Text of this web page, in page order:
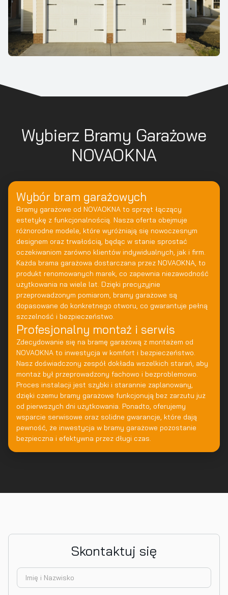
Wybierz Bramy Garażowe
NOVAOKNA
Wybór bram garażowych
Bramy garażowe od NOVAOKNA to sprzęt łączący
estetykę z funkcjonalnością. Nasza oferta obejmuje
różnorodne modele, które wyróżniają się nowoczesnym
designem oraz trwałością, będąc w stanie sprostać
oczekiwaniom zarówno klientów indywidualnych, jak i firm.
Każda brama garażowa dostarczana przez NOVAOKNA, to
produkt renomowanych marek, co zapewnia niezawodność
użytkowania na wiele lat. Dzięki precyzyjnie
przeprowadzonym pomiarom, bramy garażowe są
dopasowane do konkretnego otworu, co gwarantuje pełną
szczelność i bezpieczeństwo.
Profesjonalny montaż i serwis
Zdecydowanie się na bramę garażową z montażem od
NOVAOKNA to inwestycja w komfort i bezpieczeństwo.
Nasz doświadczony zespół dokłada wszelkich starań, aby
montaż był przeprowadzony fachowo i bezproblemowo.
Proces instalacji jest szybki i starannie zaplanowany,
dzięki czemu bramy garażowe funkcjonują bez zarzutu już
od pierwszych dni użytkowania. Ponadto, oferujemy
wsparcie serwisowe oraz solidne gwarancje, które dają
pewność, że inwestycja w bramy garażowe pozostanie
bezpieczna i efektywna przez długi czas.
Skontaktuj się